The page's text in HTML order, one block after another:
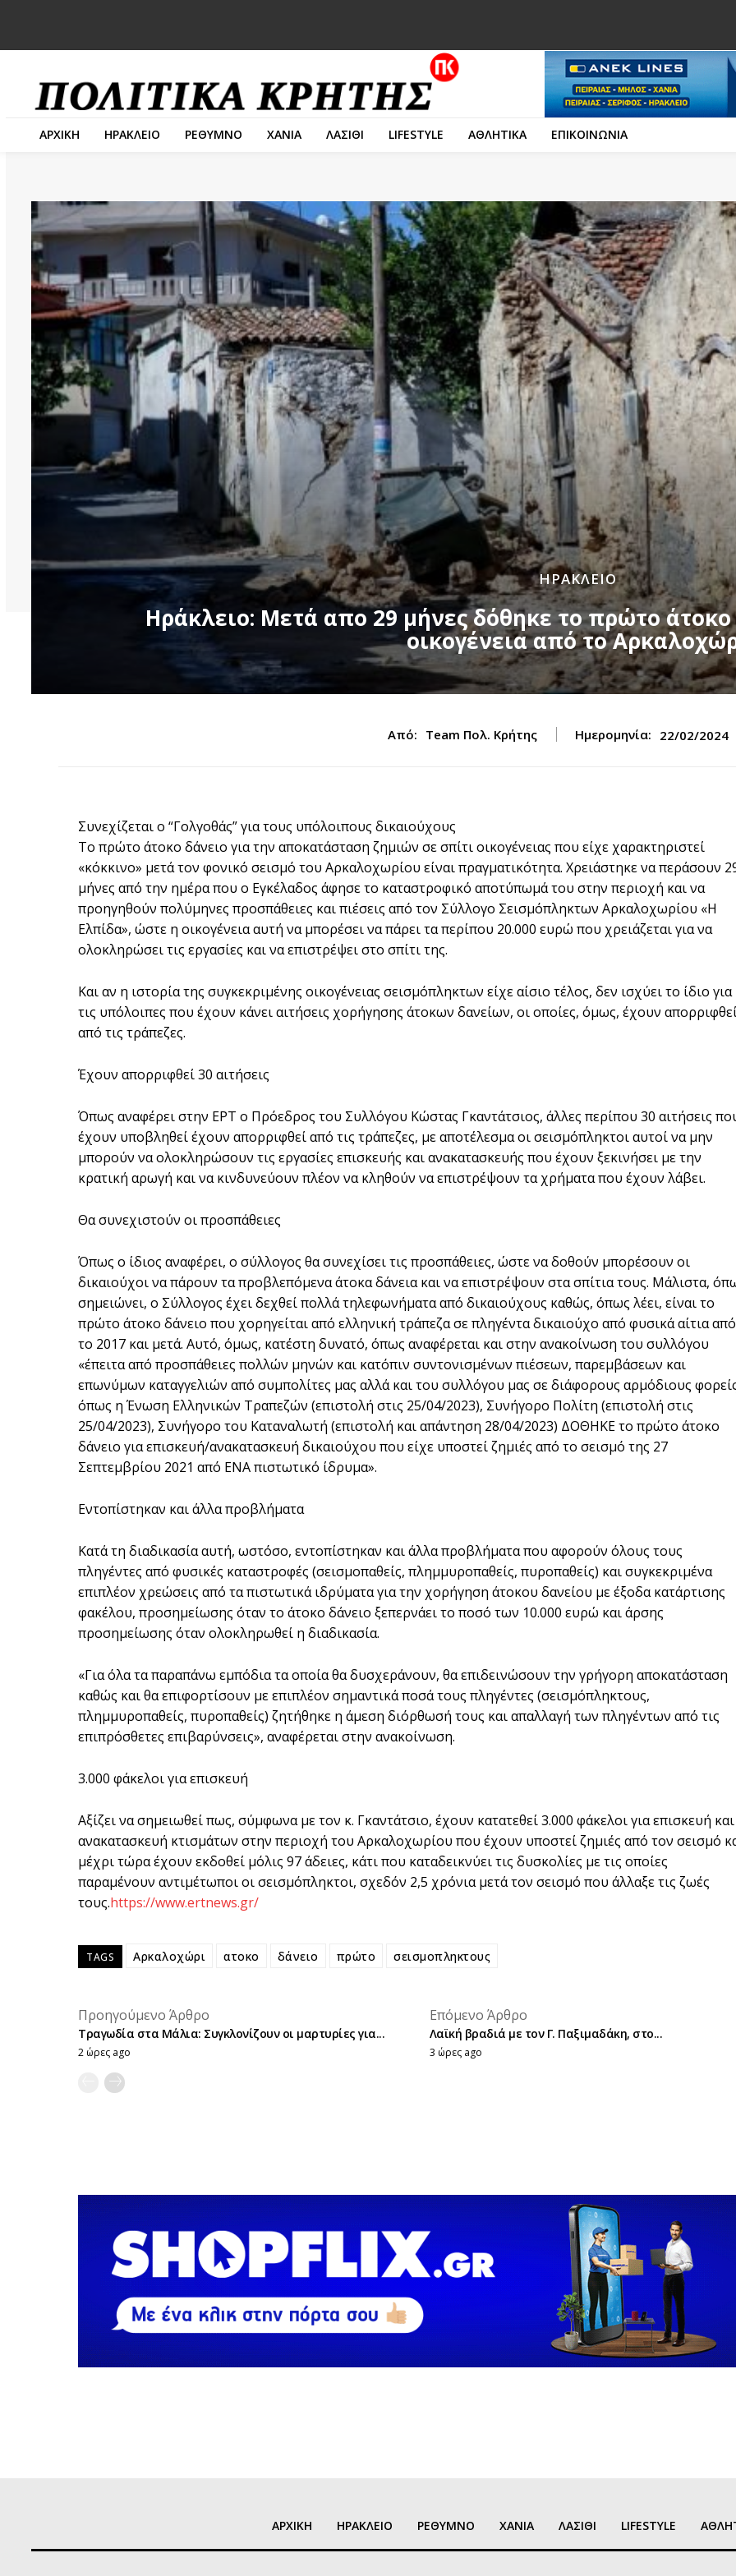
ΑΡΧΙΚΗ ΗΡΑΚΛΕΙΟ ΡΕΘΥΜΝΟ ΧΑΝΙΑ ΛΑΣΙΘΙ LIFESTYLE ΑΘΛΗΤΙΚΑ ΕΠΙΚΟΙΝΩΝΙΑ
ΗΡΑΚΛΕΙΟ
Ηράκλειο: Μετά απο 29 μήνες δόθηκε το πρώτο
οικογένεια από το
Από: Team Πολ. Κρήτης Ημερομηνία: 22/02/2024
Συνεχίζεται ο “Γολγοθάς” για τους υπόλοιπους δικαιούχους
Το πρώτο άτοκο δάνειο για την αποκατάσταση ζημιών σε σπίτι οικογένειας που είχε χαρακτηριστεί
«κόκκινο» μετά τον φονικό σεισμό του Αρκαλοχωρίου είναι πραγματικότητα. Χρειάστηκε να περάσουν
μήνες από την ημέρα που ο Εγκέλαδος άφησε το καταστροφικό αποτύπωμά του στην περιοχή και να
προηγηθούν πολύμηνες προσπάθειες και πιέσεις από τον Σύλλογο Σεισμόπληκτων Αρκαλοχωρίου «Η
Ελπίδα», ώστε η οικογένεια αυτή να μπορέσει να πάρει τα περίπου 20.000 ευρώ που χρειάζεται για να
ολοκληρώσει τις εργασίες και να επιστρέψει στο σπίτι της.
Και αν η ιστορία της συγκεκριμένης οικογένειας σεισμόπληκτων είχε αίσιο τέλος, δεν ισχύει το ίδιο για
τις υπόλοιπες που έχουν κάνει αιτήσεις χορήγησης άτοκων δανείων, οι οποίες, όμως, έχουν
από τις τράπεζες.
Έχουν απορριφθεί 30 αιτήσεις
Όπως αναφέρει στην ΕΡΤ ο Πρόεδρος του Συλλόγου Κώστας Γκαντάτσιος, άλλες περίπου 30 αιτήσεις
έχουν υποβληθεί έχουν απορριφθεί από τις τράπεζες, με αποτέλεσμα οι σεισμόπληκτοι αυτοί να μην
μπορούν να ολοκληρώσουν τις εργασίες επισκευής και ανακατασκευής που έχουν ξεκινήσει με την
κρατική αρωγή και να κινδυνεύουν πλέον να κληθούν να επιστρέψουν τα χρήματα που έχουν λάβει.
Θα συνεχιστούν οι προσπάθειες
Όπως ο ίδιος αναφέρει, ο σύλλογος θα συνεχίσει τις προσπάθειες, ώστε να δοθούν μπορέσουν οι
δικαιούχοι να πάρουν τα προβλεπόμενα άτοκα δάνεια και να επιστρέψουν στα σπίτια τους. Μάλιστα,
σημειώνει, ο Σύλλογος έχει δεχθεί πολλά τηλεφωνήματα από δικαιούχους καθώς, όπως λέει, είναι το
πρώτο άτοκο δάνειο που χορηγείται από ελληνική τράπεζα σε πληγέντα δικαιούχο από φυσικά αίτια από
το 2017 και μετά. Αυτό, όμως, κατέστη δυνατό, όπως αναφέρεται και στην ανακοίνωση του συλλόγου
«έπειτα από προσπάθειες πολλών μηνών και κατόπιν συντονισμένων πιέσεων, παρεμβάσεων και
επωνύμων καταγγελιών από συμπολίτες μας αλλά και του συλλόγου μας σε διάφορους αρμόδιους
όπως η Ένωση Ελληνικών Τραπεζών (επιστολή στις 25/04/2023), Συνήγορο Πολίτη (επιστολή στις
25/04/2023), Συνήγορο του Καταναλωτή (επιστολή και απάντηση 28/04/2023) ΔΟΘΗΚΕ το πρώτο άτοκο
δάνειο για επισκευή/ανακατασκευή δικαιούχου που είχε υποστεί ζημιές από το σεισμό της 27
Σεπτεμβρίου 2021 από ΕΝΑ πιστωτικό ίδρυμα».
Εντοπίστηκαν και άλλα προβλήματα
Κατά τη διαδικασία αυτή, ωστόσο, εντοπίστηκαν και άλλα προβλήματα που αφορούν όλους τους
πληγέντες από φυσικές καταστροφές (σεισμοπαθείς, πλημμυροπαθείς, πυροπαθείς) και συγκεκριμένα
επιπλέον χρεώσεις από τα πιστωτικά ιδρύματα για την χορήγηση άτοκου δανείου με έξοδα κατάρτισης
φακέλου, προσημείωσης όταν το άτοκο δάνειο ξεπερνάει το ποσό των 10.000 ευρώ και άρσης
προσημείωσης όταν ολοκληρωθεί η διαδικασία.
«Για όλα τα παραπάνω εμπόδια τα οποία θα δυσχεράνουν, θα επιδεινώσουν την γρήγορη αποκατάσταση
καθώς και θα επιφορτίσουν με επιπλέον σημαντικά ποσά τους πληγέντες (σεισμόπληκτους,
πλημμυροπαθείς, πυροπαθείς) ζητήθηκε η άμεση διόρθωσή τους και απαλλαγή των πληγέντων από τις
επιπρόσθετες επιβαρύνσεις», αναφέρεται στην ανακοίνωση.
3.000 φάκελοι για επισκευή
Αξίζει να σημειωθεί πως, σύμφωνα με τον κ. Γκαντάτσιο, έχουν κατατεθεί 3.000 φάκελοι για επισκευή και
ανακατασκευή κτισμάτων στην περιοχή του Αρκαλοχωρίου που έχουν υποστεί ζημιές από τον σεισμό
μέχρι τώρα έχουν εκδοθεί μόλις 97 άδειες, κάτι που καταδεικνύει τις δυσκολίες με τις οποίες
παραμένουν αντιμέτωποι οι σεισμόπληκτοι, σχεδόν 2,5 χρόνια μετά τον σεισμό που άλλαξε τις ζωές
τους.https://www.ertnews.gr/
TAGS Αρκαλοχώρι ατοκο δάνειο πρώτο σεισμοπληκτους
Προηγούμενο Άρθρο placeholder text
Επόμενο Άρθρο
Τραγωδία στα Μάλια: Συγκλονίζουν οι μαρτυρίες για...
2 ώρες ago
Λαϊκή βραδιά με τον Γ. Παξιμαδάκη, στο...
3 ώρες ago
ΑΡΧΙΚΗ ΗΡΑΚΛΕΙΟ ΡΕΘΥΜΝΟ ΧΑΝΙΑ ΛΑΣΙΘΙ LIFESTYLE